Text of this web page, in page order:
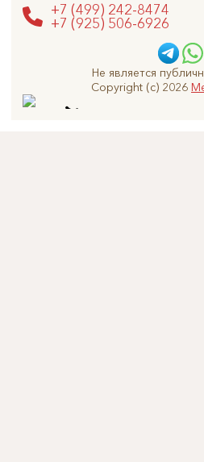
+7 (499) 242-8474
+7 (925) 506-6926
Не является
Copyright (c) 2026